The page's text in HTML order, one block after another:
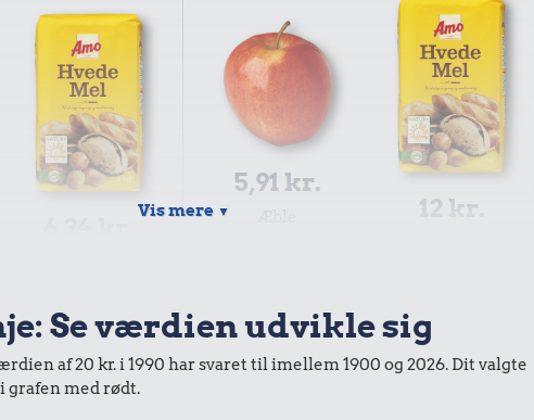
5,91 kr.
12 kr.
Vis mere ▼
Se værdien udvikle sig
af 20 kr. i 1990 har svaret til imellem 1900 og 2026. Dit valgte
med rødt.